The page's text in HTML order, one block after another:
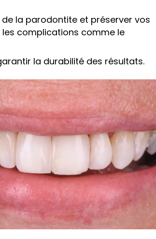
la parodontite et préserver vos
les complications comme le
la durabilité des résultats.